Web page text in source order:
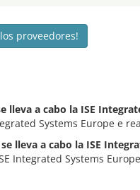
proveedores!
lleva a cabo la ISE
Systems Europe e
lleva a cabo la ISE
Integrated Systems